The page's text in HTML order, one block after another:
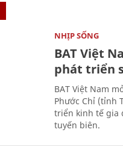
NHỊP SỐNG
BAT Việt
phát triển
BAT Việt Nam
Phước Chỉ (tỉnh
triển kinh tế gia
tuyến biên.